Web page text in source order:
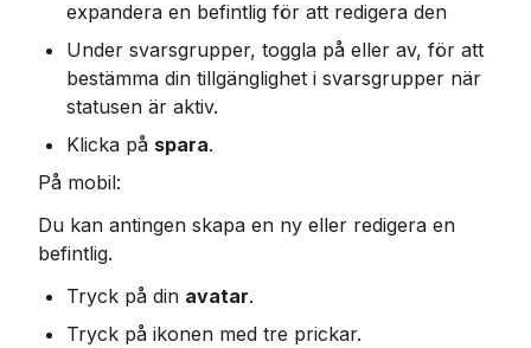
expandera en befintlig för att redigera den
Under svarsgrupper, toggla på eller av, för att
bestämma din tillgänglighet i svarsgrupper när
statusen är aktiv.
Klicka på spara.
På mobil:
Du kan antingen skapa en ny eller redigera en
befintlig.
Tryck på din avatar.
Tryck på ikonen med tre prickar.